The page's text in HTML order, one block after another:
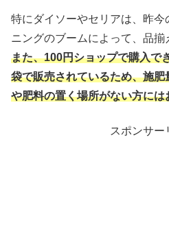
特にダイソーやセリアは、昨
ニングのブームによって、品揃
また、100円ショップで購入で
袋で販売されているため、施
や肥料の置く場所がない方には
スポンサー